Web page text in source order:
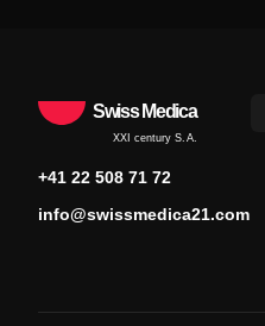
Swiss Medica
XXI century S.A.
+41 22 508 71 72
info@swissmedica21.com